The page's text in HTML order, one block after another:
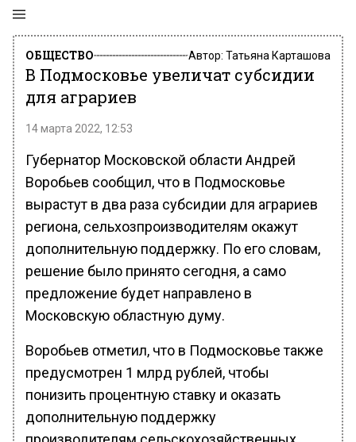
ОБЩЕСТВО Автор: Татьяна Карташова
В Подмосковье увеличат субсидии
для аграриев
14 марта 2022, 12:53
Губернатор Московской области Андрей
Воробьев сообщил, что в Подмосковье
вырастут в два раза субсидии для аграриев
региона, сельхозпроизводителям окажут
дополнительную поддержку. По его словам,
решение было принято сегодня, а само
предложение будет направлено в
Московскую областную думу.
Воробьев отметил, что в Подмосковье также
предусмотрен 1 млрд рублей, чтобы
понизить процентную ставку и оказать
дополнительную поддержку